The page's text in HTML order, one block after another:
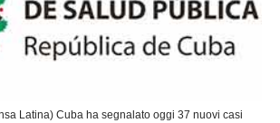
Latina) Cuba ha segnalato oggi 37 nuovi casi